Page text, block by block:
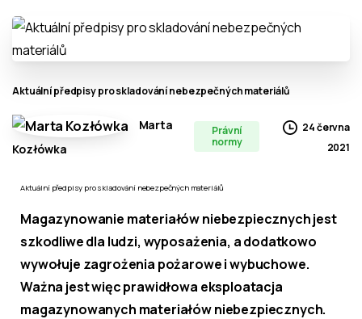
Aktuální předpisy pro skladování nebezpečných materiálů
Marta
Kozłówka
Právní
normy
24 června
2021
Aktuální předpisy pro skladování nebezpečných materiálů
Magazynowanie materiałów niebezpiecznych jest
szkodliwe dla ludzi, wyposażenia, a dodatkowo
wywołuje zagrożenia pożarowe i wybuchowe.
Ważna jest więc prawidłowa eksploatacja
magazynowanych materiałów niebezpiecznych.